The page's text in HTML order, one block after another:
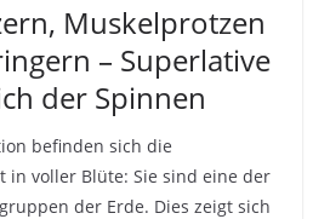
Muskelprotzen
– Superlative
der Spinnen
befinden sich die
in voller Blüte: Sie sind eine der
der Erde. Dies zeigt sich